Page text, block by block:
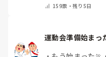
159票・残り5日
運動会準備始まっ